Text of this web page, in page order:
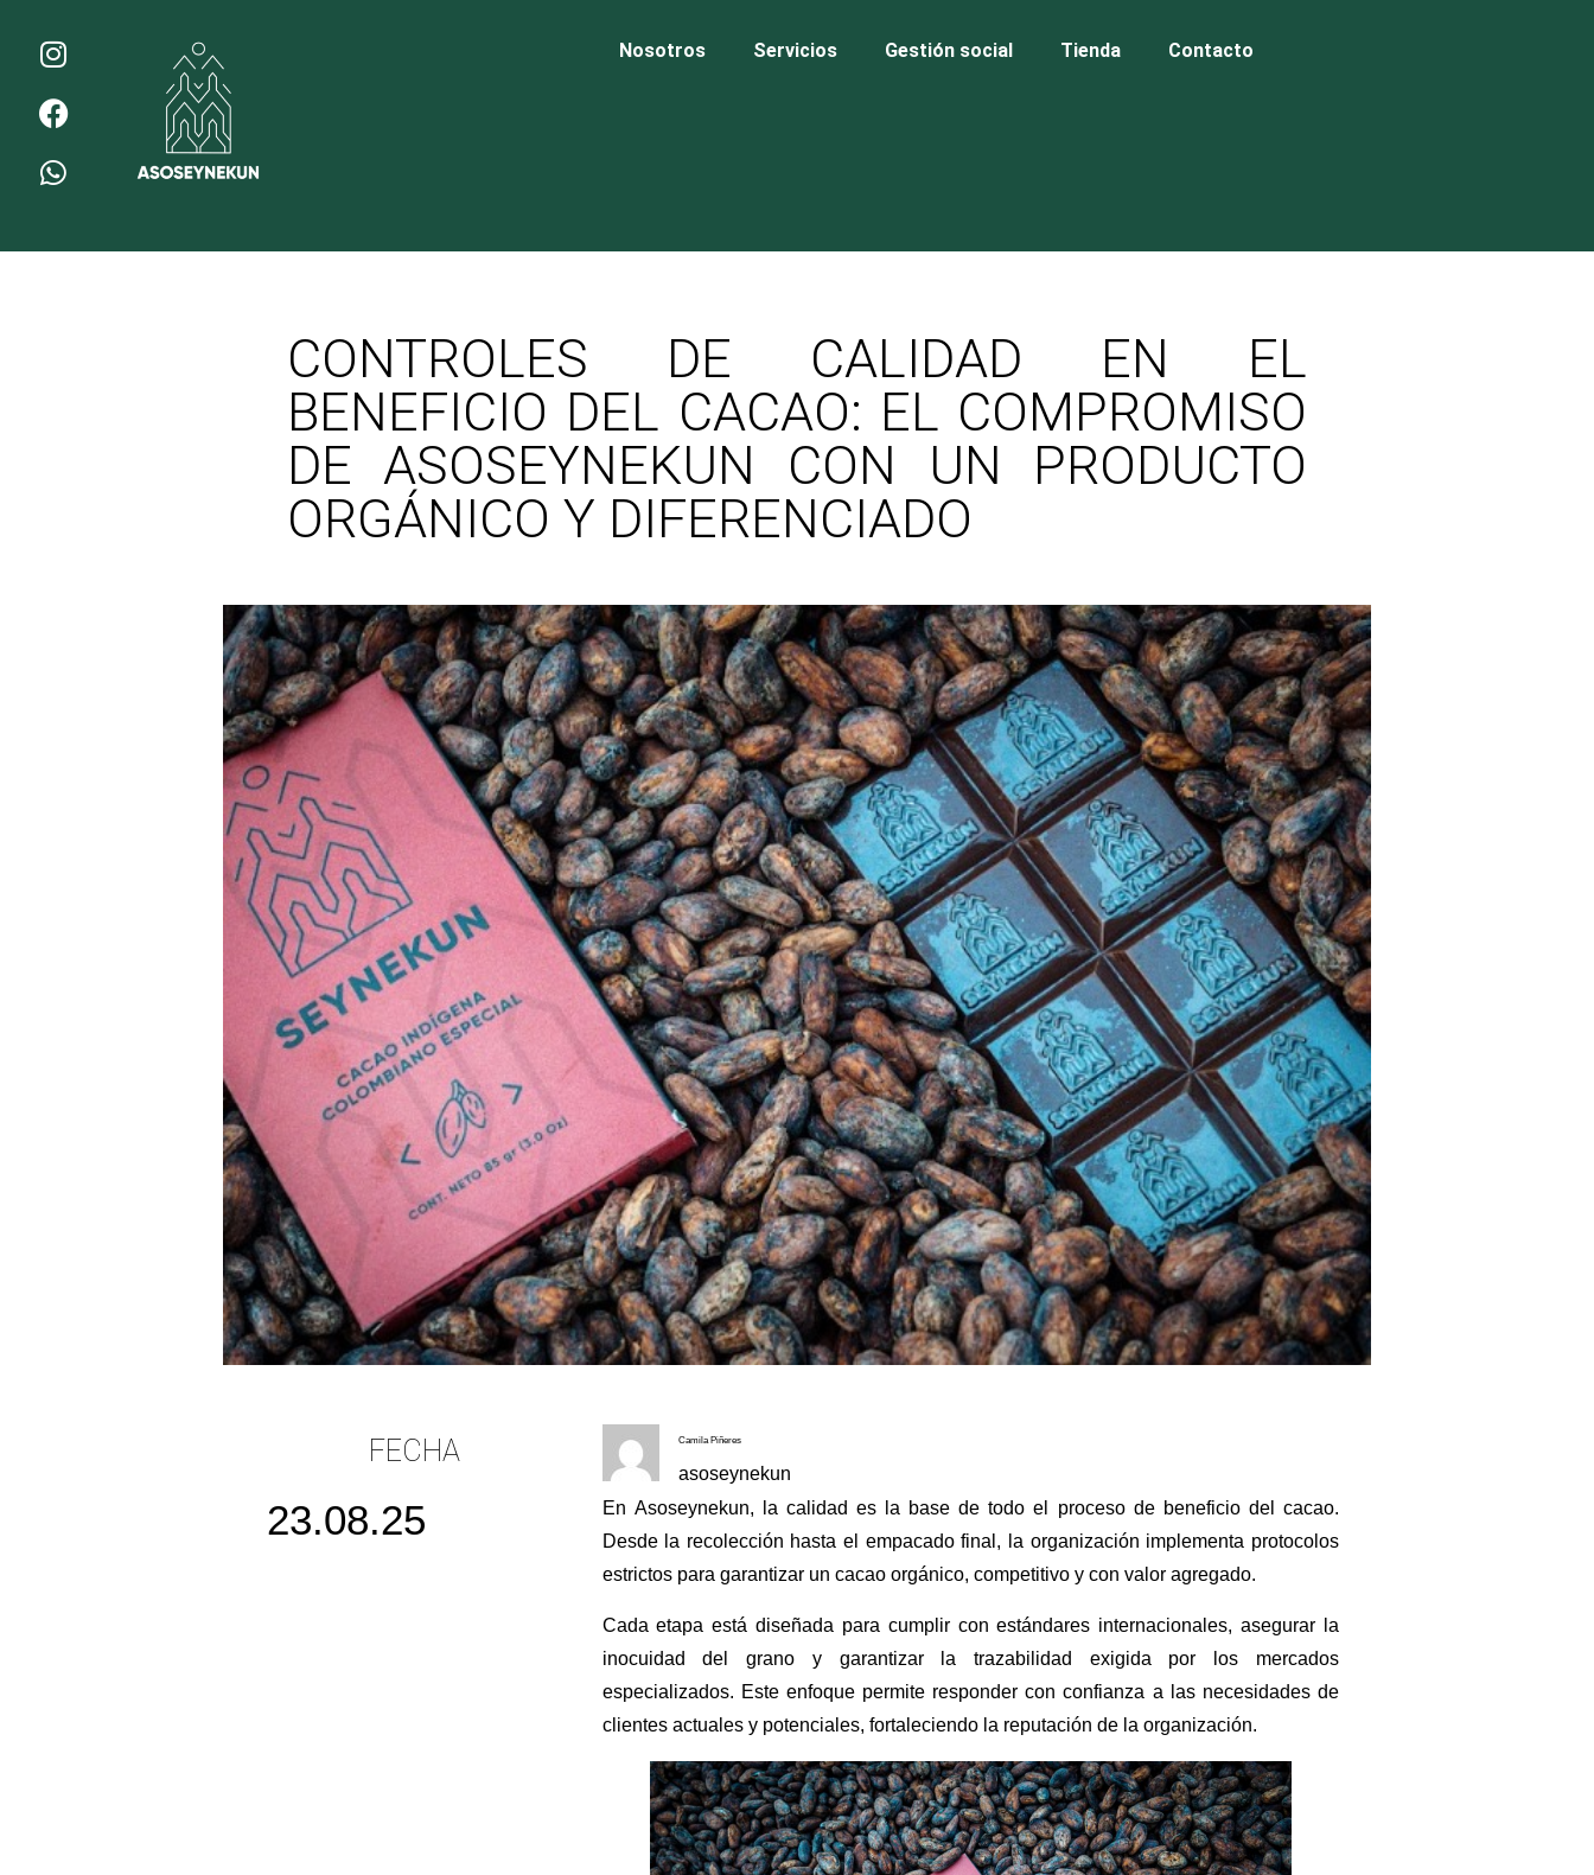
Nosotros Servicios Gestión social Tienda Contacto
CONTROLES DE CALIDAD EN EL
BENEFICIO DEL CACAO: EL COMPROMISO
DE ASOSEYNEKUN CON UN PRODUCTO
ORGÁNICO Y DIFERENCIADO
FECHA
23.08.25
Camila Piñeres
asoseynekun
En Asoseynekun, la calidad es la base de todo el proceso de beneficio del cacao.
Desde la recolección hasta el empacado final, la organización implementa protocolos
estrictos para garantizar un cacao orgánico, competitivo y con valor agregado.
Cada etapa está diseñada para cumplir con estándares internacionales, asegurar la
inocuidad del grano y garantizar la trazabilidad exigida por los mercados
especializados. Este enfoque permite responder con confianza a las necesidades de
clientes actuales y potenciales, fortaleciendo la reputación de la organización.